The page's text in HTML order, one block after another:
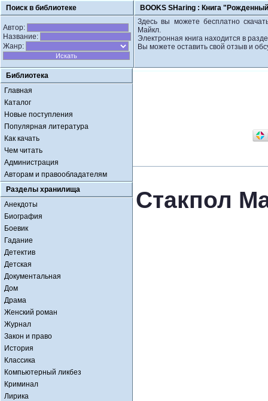
Поиск в библиотеке BOOKS SHaring : Книга
Автор:
Название:
Жанр:
Здесь вы можете бесплатно
Майкл.
Электронная книга находится в
Вы можете оставить свой отзыв и
Библиотека
Главная
Каталог
Новые поступления
Популярная литература
Как качать
Чем читать
Администрация
Авторам и правообладателям
Разделы хранилища
Анекдоты
Биография
Боевик
Гадание
Детектив
Детская
Документальная
Дом
Драма
Женский роман
Журнал
Закон и право
История
Классика
Компьютерный ликбез
Криминал
Лирика
Стакпол